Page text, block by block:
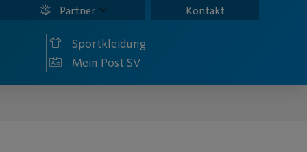
Partner Kontakt
Sportkleidung
Mein Post SV